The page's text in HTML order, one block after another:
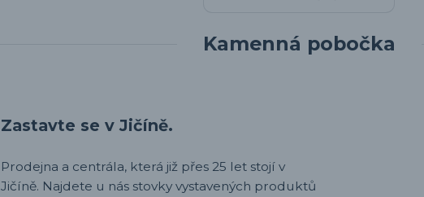
Kamenná pobočka
Zastavte se v Jičíně.
Prodejna a centrála, která již přes 25 let stojí v
Jičíně. Najdete u nás stovky vystavených produktů